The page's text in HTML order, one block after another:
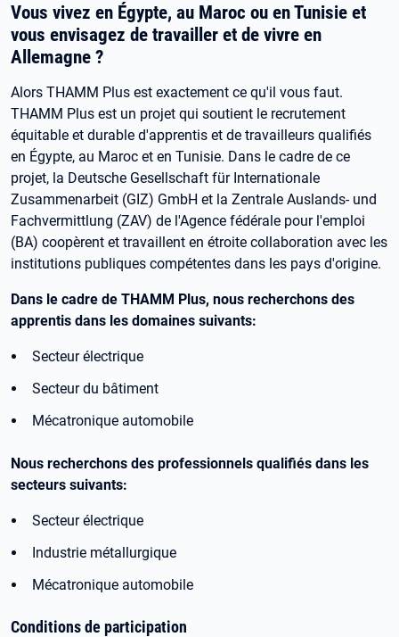
Vous vivez en Égypte, au Maroc ou en Tunisie et
vous envisagez de travailler et de vivre en
Allemagne ?
Alors THAMM Plus est exactement ce qu'il vous faut.
THAMM Plus est un projet qui soutient le recrutement
équitable et durable d'apprentis et de travailleurs qualifiés
en Égypte, au Maroc et en Tunisie. Dans le cadre de ce
projet, la Deutsche Gesellschaft für Internationale
Zusammenarbeit (GIZ) GmbH et la Zentrale Auslands- und
Fachvermittlung (ZAV) de l'Agence fédérale pour l'emploi
(BA) coopèrent et travaillent en étroite collaboration avec les
institutions publiques compétentes dans les pays d'origine.
Dans le cadre de THAMM Plus, nous recherchons des
apprentis dans les domaines suivants:
Secteur électrique
Secteur du bâtiment
Mécatronique automobile
Nous recherchons des professionnels qualifiés dans les
secteurs suivants:
Secteur électrique
Industrie métallurgique
Mécatronique automobile
Conditions de participation